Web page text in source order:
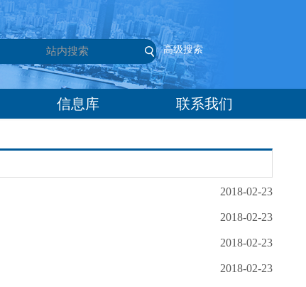
高级搜索
信息库 联系我们
2018-02-23
2018-02-23
2018-02-23
2018-02-23